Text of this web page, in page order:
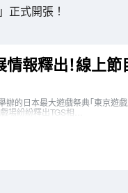
」正式開張！